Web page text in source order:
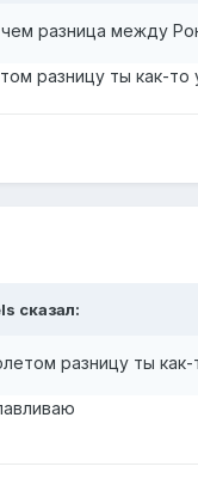
разница между
разницу ты как-то
сказал:
разницу ты как-